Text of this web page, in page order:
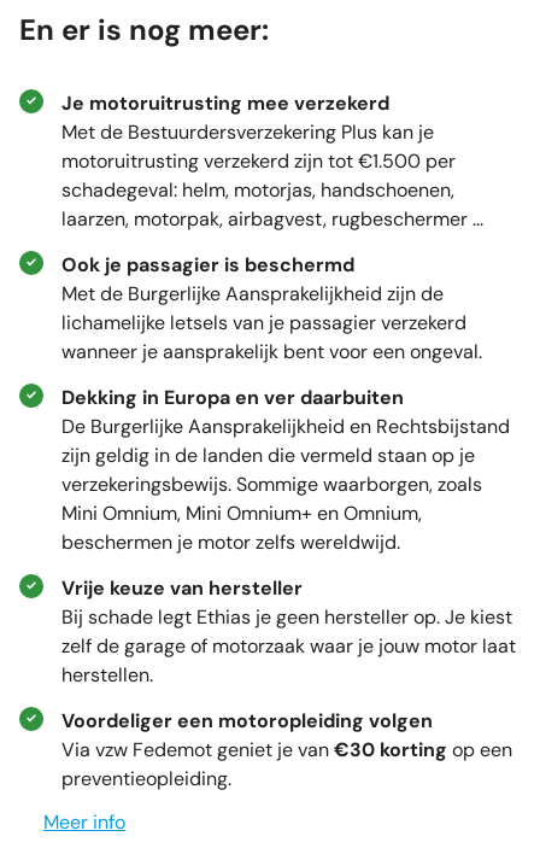
En er is nog meer:
Je motoruitrusting mee verzekerd
Met de Bestuurdersverzekering Plus kan je
motoruitrusting verzekerd zijn tot €1.500 per
schadegeval: helm, motorjas, handschoenen,
laarzen, motorpak, airbagvest, rugbeschermer ...
Ook je passagier is beschermd
Met de Burgerlijke Aansprakelijkheid zijn de
lichamelijke letsels van je passagier verzekerd
wanneer je aansprakelijk bent voor een ongeval.
Dekking in Europa en ver daarbuiten
De Burgerlijke Aansprakelijkheid en Rechtsbijstand
zijn geldig in de landen die vermeld staan op je
verzekeringsbewijs. Sommige waarborgen, zoals
Mini Omnium, Mini Omnium+ en Omnium,
beschermen je motor zelfs wereldwijd.
Vrije keuze van hersteller
Bij schade legt Ethias je geen hersteller op. Je kiest
zelf de garage of motorzaak waar je jouw motor laat
herstellen.
Voordeliger een motoropleiding volgen
Via vzw Fedemot geniet je van€30 korting op een
preventieopleiding.
Meer info